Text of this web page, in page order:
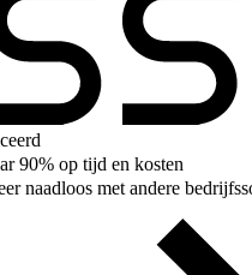
90% op tijd en kosten
naadloos met andere